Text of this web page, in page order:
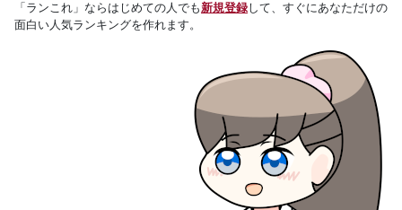
「ランこれ」ならはじめての人でも新規登録して、すぐにあなただけの
面白い人気ランキングを作れます。